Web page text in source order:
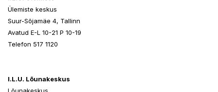
Ülemiste keskus
Suur-Sõjamäe 4, Tallinn
Avatud E-L 10-21 P 10-19
Telefon 517 1120
I.L.U. Lõunakeskus